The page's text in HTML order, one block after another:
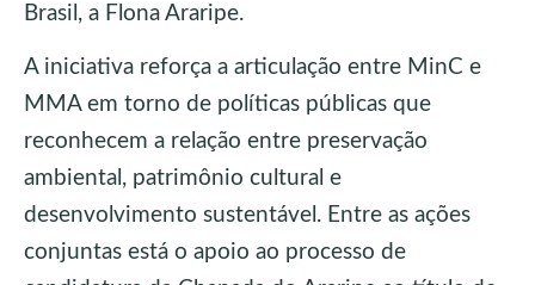
Brasil, a Flona Araripe.
A iniciativa reforça a articulação entre MinC e
MMA em torno de políticas públicas que
reconhecem a relação entre preservação
ambiental, patrimônio cultural e
desenvolvimento sustentável. Entre as ações
conjuntas está o apoio ao processo de